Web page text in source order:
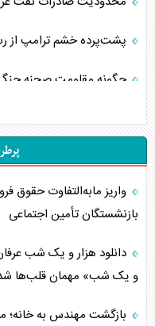
پشت‌پرده خشم ترامپ از
چگونه مقاومت صحنه جنگ
تحلیل جامع پدیده
تأثیر جنگ ایران و آمریکا
اربعین، کابوس مشترک
برنامه هفتم توسعه در
بازنشستگان تأمین اجتماعی
دانلود هزار و یک شب
و یک شب» مهمان قلب‌ها
بازگشت مهندس به خانه؛